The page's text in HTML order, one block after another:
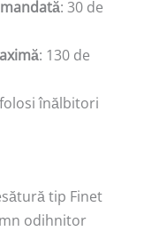
: 30 de
: 130 de
înălbitori
tip Finet
odihnitor